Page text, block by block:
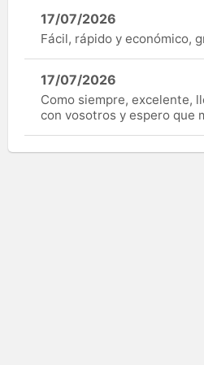
17/07/2026
Fácil, rápido y económico,
17/07/2026
Como siempre, excelente,
con vosotros y espero que